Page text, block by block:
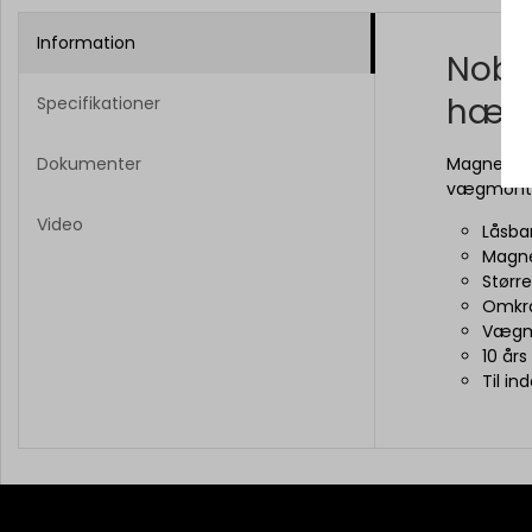
Information
Specifikationer
Dokumenter
Video
10
Til